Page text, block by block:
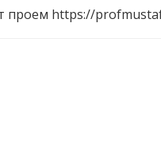
проем https://